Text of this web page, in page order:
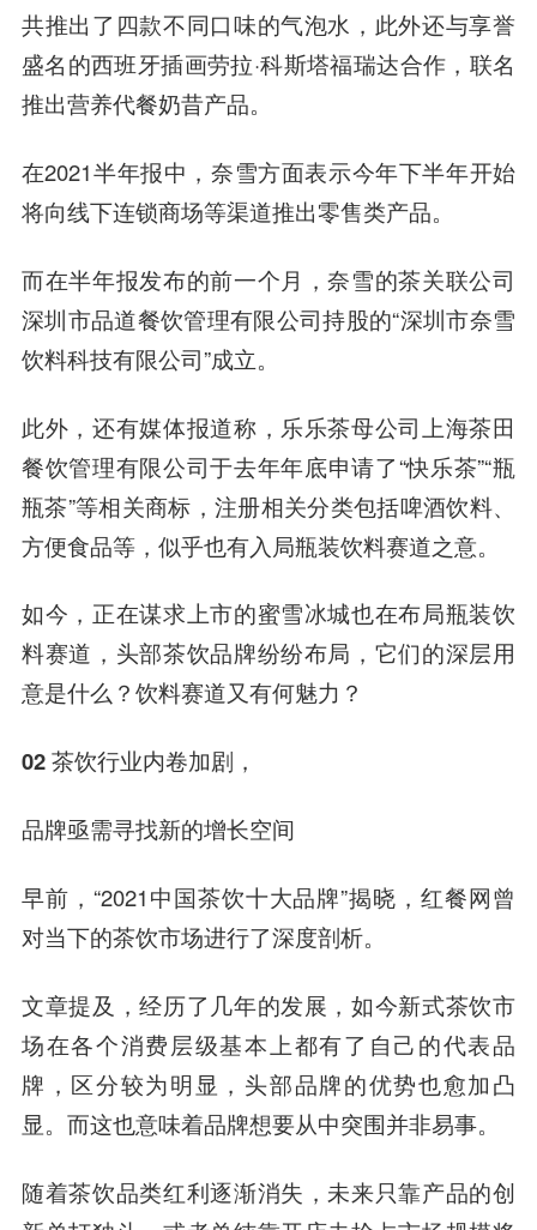
共推出了四款不同口味的气泡水，此外还与享誉
盛名的西班牙插画劳拉·科斯塔福瑞达合作，联名
推出营养代餐奶昔产品。
在2021半年报中，奈雪方面表示今年下半年开始
将向线下连锁商场等渠道推出零售类产品。
而在半年报发布的前一个月，奈雪的茶关联公司
深圳市品道餐饮管理有限公司持股的“深圳市奈雪
饮料科技有限公司”成立。
此外，还有媒体报道称，乐乐茶母公司上海茶田
餐饮管理有限公司于去年年底申请了“快乐茶”“瓶
瓶茶”等相关商标，注册相关分类包括啤酒饮料、
方便食品等，似乎也有入局瓶装饮料赛道之意。
如今，正在谋求上市的蜜雪冰城也在布局瓶装饮
料赛道，头部茶饮品牌纷纷布局，它们的深层用
意是什么？饮料赛道又有何魅力？
02 茶饮行业内卷加剧，
品牌亟需寻找新的增长空间
早前，“2021中国茶饮十大品牌”揭晓，红餐网曾
对当下的茶饮市场进行了深度剖析。
文章提及，经历了几年的发展，如今新式茶饮市
场在各个消费层级基本上都有了自己的代表品
牌，区分较为明显，头部品牌的优势也愈加凸
显。而这也意味着品牌想要从中突围并非易事。
随着茶饮品类红利逐渐消失，未来只靠产品的创